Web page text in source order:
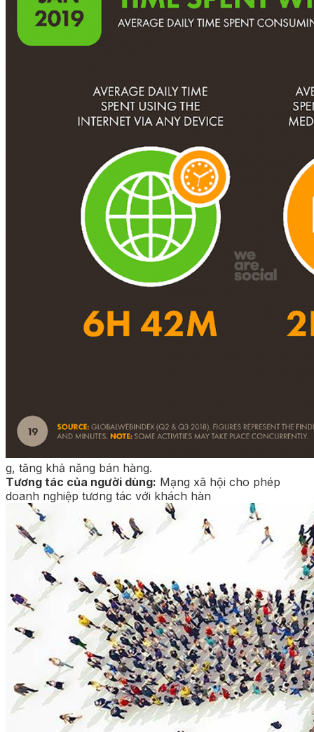
g, tăng khả năng bán hàng.
Tương tác của người dùng: Mạng xã hội cho phép
doanh nghiệp tương tác với khách hàn